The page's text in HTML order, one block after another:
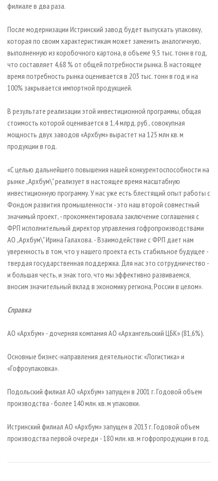
филиале в два раза.
После модернизации Истринский завод будет выпускать упаковку,
которая по своим характеристикам может заменить аналогичную,
выполненную из коробочного картона, в объеме 9,5 тыс. тонн в год,
что составляет 4,68 % от общей потребности рынка. В настоящее
время потребность рынка оценивается в 203 тыс. тонн в год и на
100% закрывается импортной продукцией.
В результате реализации этой инвестиционной программы, общая
стоимость которой оценивается в 1,4 млрд. руб., совокупная
мощность двух заводов «Архбум» вырастет на 125 млн кв. м
продукции в год.
«С целью дальнейшего повышения нашей конкурентоспособности на
рынке „Архбум\" реализует в настоящее время масштабную
инвестиционную программу. У нас уже есть блестящий опыт работы с
Фондом развития промышленности - это наш второй совместный
значимый проект, - прокомментировала заключение соглашения с
ФРП исполнительный директор управления гофропроизводствами
АО „Архбум\" Ирина Галахова. - Взаимодействие с ФРП дает нам
уверенность в том, что у нашего проекта есть стабильное будущее -
твердая государственная поддержка. Для нас это сотрудничество -
и большая честь, и знак того, что мы эффективно развиваемся,
вносим значительный вклад в экономику региона, России в целом».
Справка
АО «Архбум» - дочерняя компания АО «Архангельский ЦБК» (81,6%).
Основные бизнес-направления деятельности: «Логистика» и
«Гофроупаковка».
Подольский филиал АО «Архбум» запущен в 2001 г. Годовой объем
производства - более 140 млн. кв. м упаковки.
Истринский филиал АО «Архбум» запущен в 2013 г. Годовой объем
производства первой очереди - 180 млн. кв. м гофропродукции в год.